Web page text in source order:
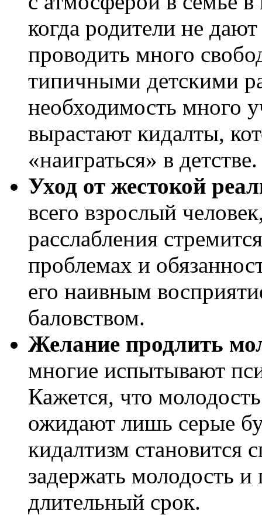
когда родители не
проводить много
типичными детскими
необходимость много
вырастают кидалты,
«наиграться» в детстве.
Уход от жестокой
всего взрослый
расслабления
проблемах и
его наивным
баловством.
Желание продлить
многие испытывают
Кажется, что
ожидают лишь серые
кидалтизм становится
задержать молодость
длительный срок.